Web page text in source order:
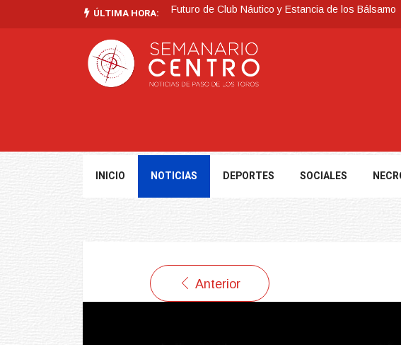
ÚLTIMA HORA:
Futuro de Club Náutico y Estancia de los Bálsamo
BPS redujo la tasa de interés de todos sus
Investigación de policías de Tacuarembó permitió
Villa Ansina
Tormentas muy fuertes, puntualmente severas, y
INICIO NOTICIAS DEPORTES SOCIALES
Anterior